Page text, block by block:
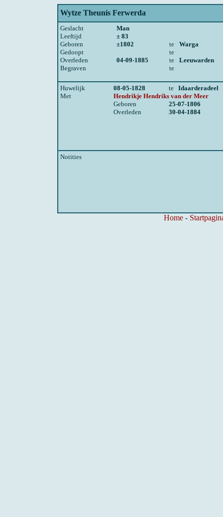
Wytze Theunis Ferwerda
Geslacht
Man
Leeftijd
± 83
Geboren
±1802 te
Warga
Gedoopt
te
Overleden
04-09-1885 te
Leeuwarden
Begraven
te
Huwelijk 08-05-1828 te Idaarderadeel
Met
Hendrikje Hendriks van der Meer
Geboren
25-07-1806
Overleden
30-04-1884
Notities
Home-